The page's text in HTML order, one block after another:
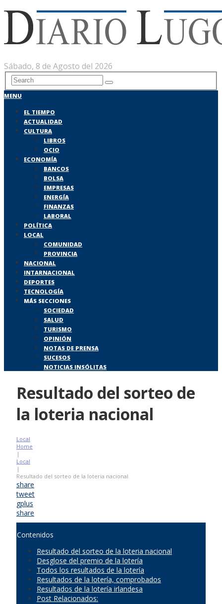
Sábado, 8 de Agosto del 2026
MENU
EL TIEMPO
ACTUALIDAD
CULTURA
LIBROS
OCIO
ECONOMÍA
BANCOS
BOLSA
EMPRESAS
ENERGÍA
FINANZAS
LABORAL
POLÍTICA
LOCAL
COMUNIDAD
PROVINCIA
NACIONAL
INTARNACIONAL
DEPORTES
TECNOLOGÍA
MÁS SECCIONES
SOCIEDAD
SALUD
TURISMO
OPINIÓN
NOTAS DE PRENSA
SUCESOS
NOTICIAS INSÓLITAS
Resultado del sorteo de
la loteria nacional
Local
Home
|
Local
|
Resultado del sorteo de la loteria nacional
share
tweet
gplus
share
Contenidos
Resultado del sorteo de la loteria nacional
Desglose del premio de la lotería
Todos los resultados de la lotería
Resultados de la lotería, comprobados
Resultados de la lotería irlandesa
Post Relacionados: